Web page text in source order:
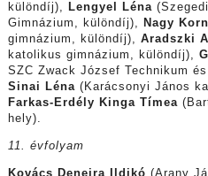
különdíj),
Lengyel Léna
Gimnázium, különdíj),
Nagy
gimnázium, különdíj), Aradszki
katolikus gimnázium, különdíj),
SZC Zwack József Technikum
Sinai Léna(Karácsonyi János
Farkas-Erdély Kinga Tímea
hely).
11. évfolyam
Kovács Deneira Ildikó (Arany